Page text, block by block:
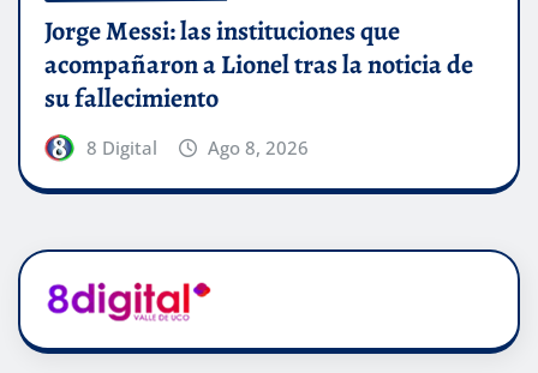
Jorge Messi: las instituciones que
acompañaron a Lionel tras la noticia de
su fallecimiento
8 Digital Ago 8, 2026